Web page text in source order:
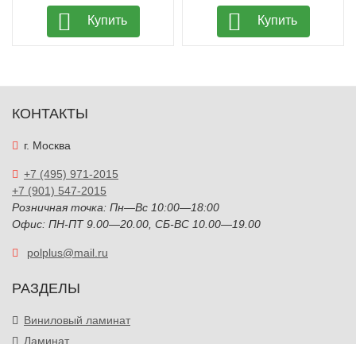
Купить Купить
КОНТАКТЫ
г. Москва
+7 (495) 971-2015
+7 (901) 547-2015
Розничная точка: Пн—Вс 10:00—18:00
Офис: ПН-ПТ 9.00—20.00, СБ-ВС 10.00—19.00
polplus@mail.ru
РАЗДЕЛЫ
Виниловый ламинат
Ламинат